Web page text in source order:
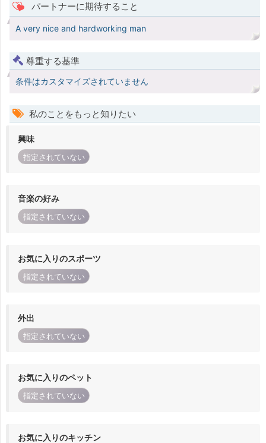
パートナーに期待すること
A very nice and hardworking man
尊重する基準
条件はカスタマイズされていません
私のことをもっと知りたい
興味
指定されていない
音楽の好み
指定されていない
お気に入りのスポーツ
指定されていない
外出
指定されていない
お気に入りのペット
指定されていない
お気に入りのキッチン